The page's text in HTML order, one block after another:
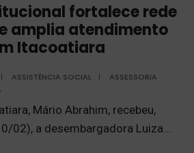
fortalece rede
amplia atendimento
Itacoatiara
| ASSISTÊNCIA SOCIAL |
ASSESSORIA
Mário Abrahim, recebeu,
02), a desembargadora Luiza